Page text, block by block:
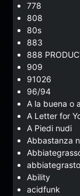
778
808
80s
883
888
909
91026
96/94
A la buena o
A Letter for
A Piedi nudi
Abbastanza
abbiategrasto
Ability
acidfunk